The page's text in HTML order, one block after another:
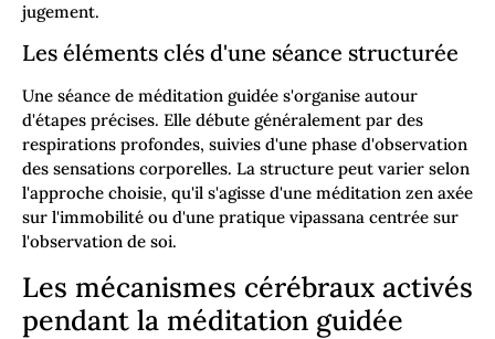
jugement.
Les éléments clés d'une séance structurée
Une séance de méditation guidée s'organise autour
d'étapes précises. Elle débute généralement par des
respirations profondes, suivies d'une phase d'observation
des sensations corporelles. La structure peut varier selon
l'approche choisie, qu'il s'agisse d'une méditation zen axée
sur l'immobilité ou d'une pratique vipassana centrée sur
l'observation de soi.
Les mécanismes cérébraux activés
pendant la méditation guidée